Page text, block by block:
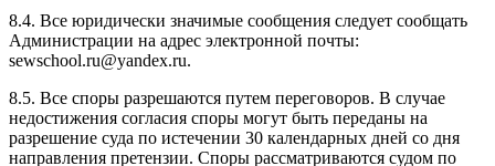
8.4. Все юридически значимые сообщения следует сообщать
Администрации на адрес электронной почты:
sewschool.ru@yandex.ru.
8.5. Все споры разрешаются путем переговоров. В случае
недостижения согласия споры могут быть переданы на
разрешение суда по истечении 30 календарных дней со дня
направления претензии. Споры рассматриваются судом по